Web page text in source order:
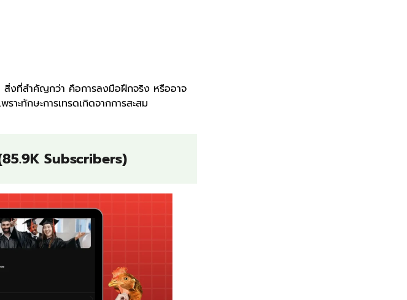
สิ่งที่สำคัญกว่า คือการลงมือฝึกจริง หรืออาจ
ะทักษะการเทรดเกิดจากการสะสม
Subscribers)